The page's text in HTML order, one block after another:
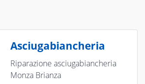
Asciugabiancheria
Riparazione asciugabiancheria
Monza Brianza